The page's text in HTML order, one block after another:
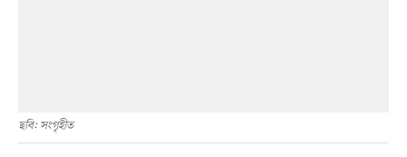
ছবি: সংগৃহীত